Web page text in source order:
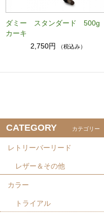
ダミー スタンダード 500g
カーキ
2,750円
（税込み）
CATEGORY カテゴリー
レトリーバーリード
レザー＆その他
カラー
トライアル